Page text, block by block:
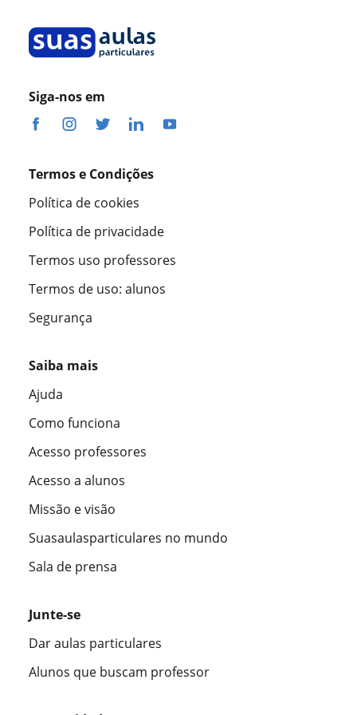
Siga-nos em
Termos e Condições
Política de cookies
Política de privacidade
Termos uso professores
Termos de uso: alunos
Segurança
Saiba mais
Ajuda
Como funciona
Acesso professores
Acesso a alunos
Missão e visão
Suasaulasparticulares no mundo
Sala de prensa
Junte-se
Dar aulas particulares
Alunos que buscam professor